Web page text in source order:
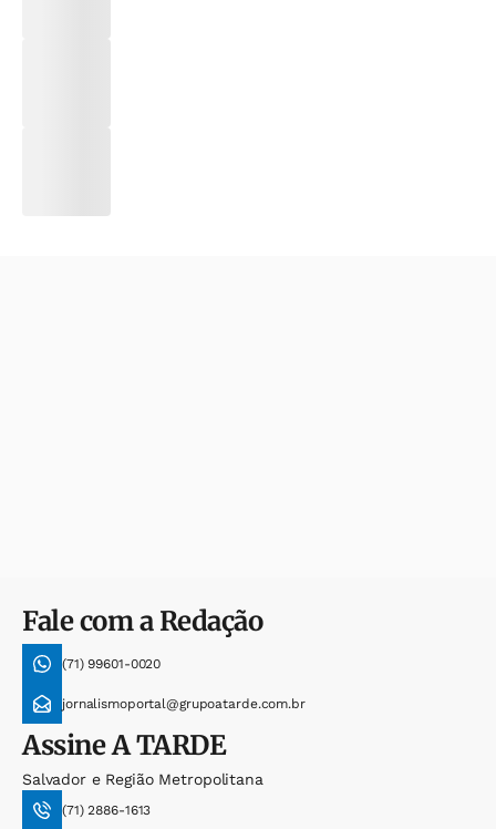
Fale com a Redação
(71) 99601-0020
jornalismoportal@grupoatarde.com.br
AssineA TARDE
Salvador e Região Metropolitana
(71) 2886-1613